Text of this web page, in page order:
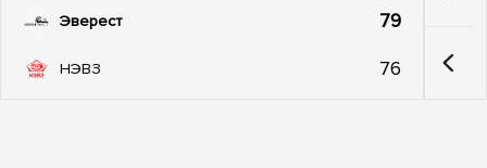
Эверест 79
НЭВЗ 76